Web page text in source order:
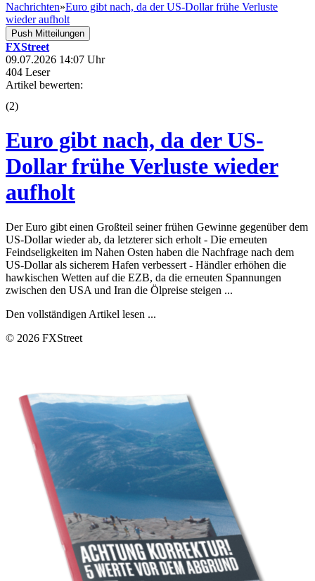
Nachrichten»Euro gibt nach, da der US-Dollar frühe Verluste
wieder aufholt
Push Mitteilungen
FXStreet
09.07.2026 14:07 Uhr
404 Leser
Artikel bewerten:
(2)
Euro gibt nach, da der US-
Dollar frühe Verluste wieder
aufholt
Der Euro gibt einen Großteil seiner frühen Gewinne gegenüber dem
US-Dollar wieder ab, da letzterer sich erholt - Die erneuten
Feindseligkeiten im Nahen Osten haben die Nachfrage nach dem
US-Dollar als sicherem Hafen verbessert - Händler erhöhen die
hawkischen Wetten auf die EZB, da die erneuten Spannungen
zwischen den USA und Iran die Ölpreise steigen ...
Den vollständigen Artikel lesen ...
© 2026 FXStreet